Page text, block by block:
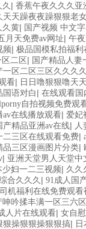
久 | 香蕉午夜久久久亚
天天躁夜夜躁狠狠老
久黄| 国产视频 中文
月天免费av网址| 午
频| 极品国模私拍福利
二区| 国产精品人妻
一区二区三区久久久
看| 日日噜狠狠噜天
国语对白| 在线观看国
自拍视频免费观
av在线播放观看| 爱妃
产精品亚洲av在线| 人
二三区在线观看免费|
品三区漫画图片分类|
| 亚洲天堂男人天堂中
少妇一二三视频| 久久
合久久久| 91成人国
机福利在线免费观看
呻吟揉丰满一区三六区
人片在线观看| 女自
狠操狠狠操狠狠搞|